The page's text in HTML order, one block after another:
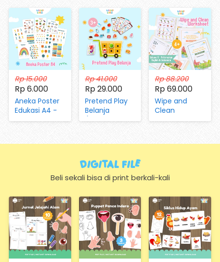
Rp 15.000
Rp 6.000
Aneka Poster
Edukasi A4 -
Mengenal
(Hanya
Kertas)
Rp 41.000
Rp 29.000
Pretend Play
Belanja
(dengan
Rp 88.200
Rp 69.000
Wipe and
Clean
Worksheet Vol
Digital FIle
Beli sekali bisa di print berkali-kali